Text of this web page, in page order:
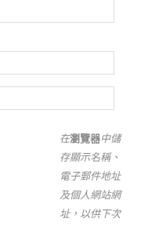
在瀏覽器中儲
存顯示名稱、
電子郵件地址
及個人網站網
址，以供下次